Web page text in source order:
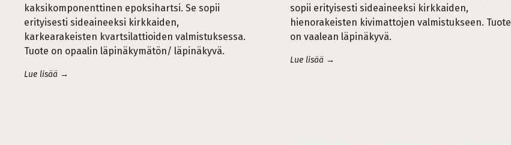
kaksikomponenttinen epoksihartsi. Se sopii
erityisesti sideaineeksi kirkkaiden,
karkearakeisten kvartsilattioiden valmistuksessa.
Tuote on opaalin läpinäkymätön/ läpinäkyvä.
Lue lisää →
sopii erityisesti sideaineeksi kirkkaiden,
hienorakeisten kivimattojen valmistukseen. Tuote
on vaalean läpinäkyvä.
Lue lisää →